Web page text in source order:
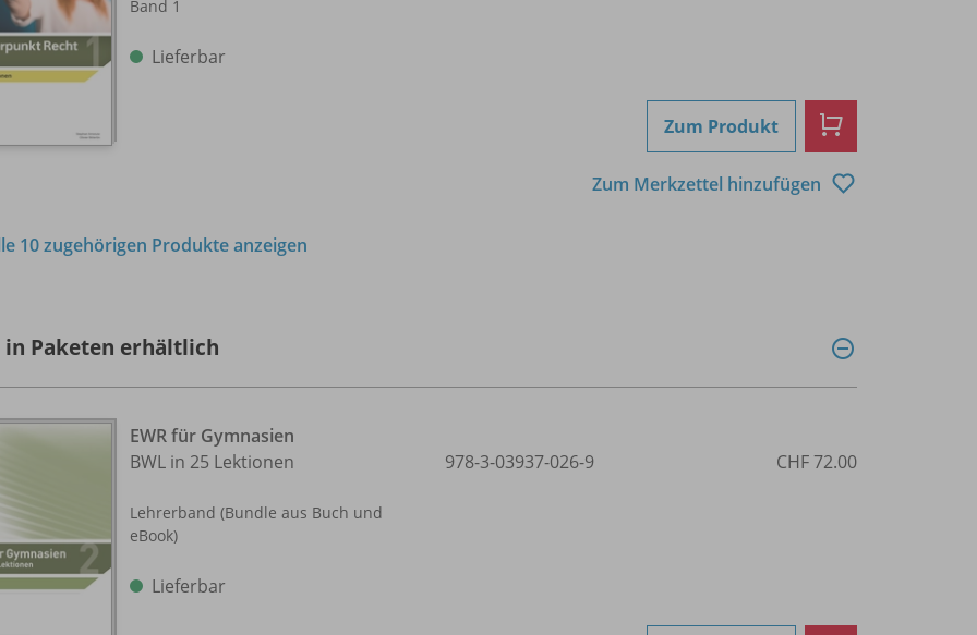
Band 1
Lieferbar
Zum Produkt
Zum Merkzettel hinzufügen
10 zugehörigen Produkte anzeigen
in Paketen erhältlich
EWR für Gymnasien
BWL in 25 Lektionen
Lehrerband (Bundle aus Buch und
eBook)
Lieferbar
978-3-03937-026-9 CHF 72.00